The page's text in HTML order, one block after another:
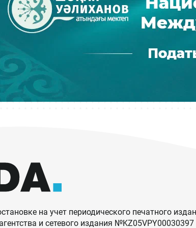
на учет периодического печатного
и сетевого издания №KZ05VPY00030397